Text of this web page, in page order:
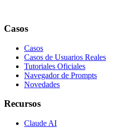
Casos
Casos
Casos de Usuarios Reales
Tutoriales Oficiales
Navegador de Prompts
Novedades
Recursos
Claude AI